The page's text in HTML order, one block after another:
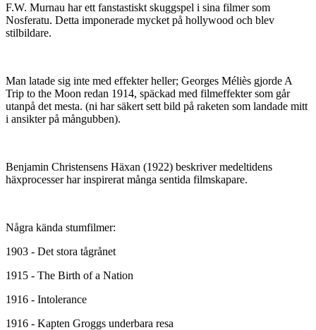
F.W. Murnau har ett fanstastiskt skuggspel i sina filmer som
Nosferatu. Detta imponerade mycket på hollywood och blev
stilbildare.
Man latade sig inte med effekter heller; Georges Méliès gjorde A
Trip to the Moon redan 1914, späckad med filmeffekter som går
utanpå det mesta. (ni har säkert sett bild på raketen som landade mitt
i ansikter på mångubben).
Benjamin Christensens Häxan (1922) beskriver medeltidens
häxprocesser har inspirerat många sentida filmskapare.
Några kända stumfilmer:
1903 - Det stora tågrånet
1915 - The Birth of a Nation
1916 - Intolerance
1916 - Kapten Groggs underbara resa